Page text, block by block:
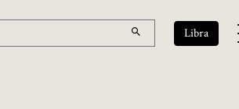
Libra